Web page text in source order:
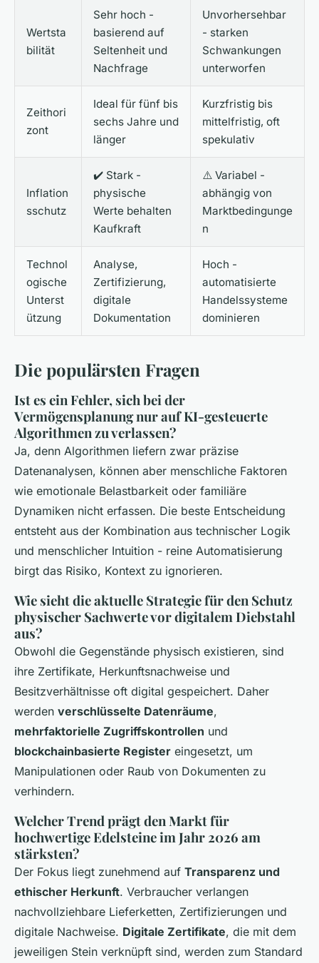
Wertsta
bilität
Sehr hoch -
basierend auf
Seltenheit und
Nachfrage
Unvorhersehbar
- starken
Schwankungen
unterworfen
Zeithori
zont
Ideal für fünf bis
sechs Jahre und
länger
Kurzfristig bis
mittelfristig, oft
spekulativ
Inflation
sschutz
✔️ Stark -
physische
Werte behalten
Kaufkraft
⚠️ Variabel -
abhängig von
Marktbedingunge
n
Technol
ogische
Unterst
ützung
Analyse,
Zertifizierung,
digitale
Dokumentation
Hoch -
automatisierte
Handelssysteme
dominieren
Die populärsten Fragen
Ist es ein Fehler, sich bei der
Vermögensplanung nur auf KI-gesteuerte
Algorithmen zu verlassen?
Ja, denn Algorithmen liefern zwar präzise
Datenanalysen, können aber menschliche Faktoren
wie emotionale Belastbarkeit oder familiäre
Dynamiken nicht erfassen. Die beste Entscheidung
entsteht aus der Kombination aus technischer Logik
und menschlicher Intuition - reine Automatisierung
birgt das Risiko, Kontext zu ignorieren.
Wie sieht die aktuelle Strategie für den Schutz
physischer Sachwerte vor digitalem Diebstahl
aus?
Obwohl die Gegenstände physisch existieren, sind
ihre Zertifikate, Herkunftsnachweise und
Besitzverhältnisse oft digital gespeichert. Daher
werden verschlüsselte Datenräume,
mehrfaktorielle Zugriffskontrollen und
blockchainbasierte Register eingesetzt, um
Manipulationen oder Raub von Dokumenten zu
verhindern.
Welcher Trend prägt den Markt für
hochwertige Edelsteine im Jahr 2026 am
stärksten?
Der Fokus liegt zunehmend auf Transparenz und
ethischer Herkunft. Verbraucher verlangen
nachvollziehbare Lieferketten, Zertifizierungen und
digitale Nachweise. Digitale Zertifikate, die mit dem
jeweiligen Stein verknüpft sind, werden zum Standard